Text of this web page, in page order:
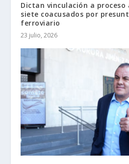
Dictan vinculación a proceso
siete coacusados por
ferroviario
23 julio, 2026